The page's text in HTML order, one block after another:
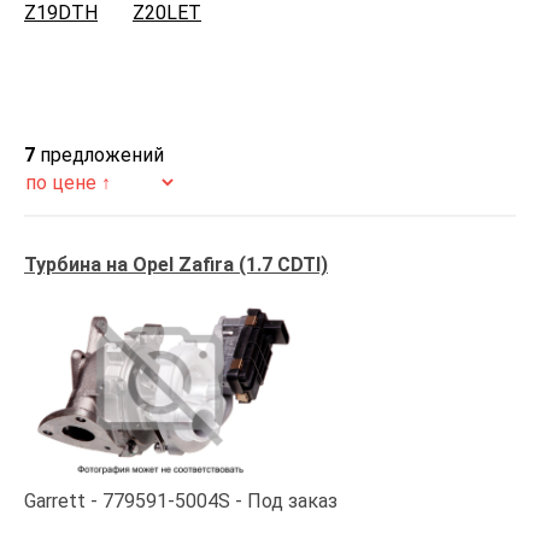
Z19DTH Z20LET
7 предложений
Турбина на Opel Zafira (1.7 CDTI)
Garrett 779591-5004S Под заказ